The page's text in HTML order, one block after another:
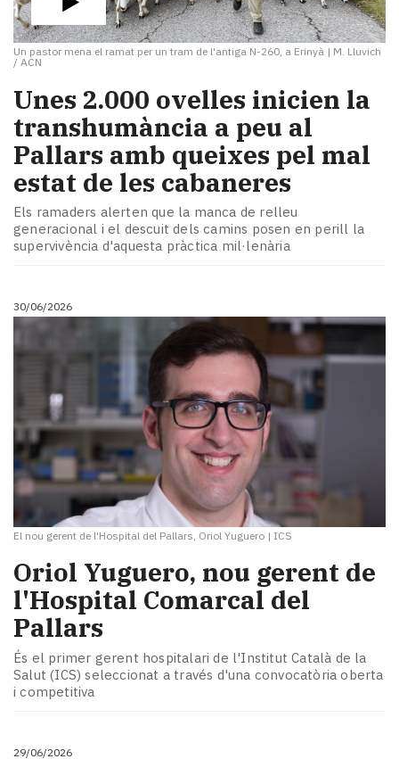
Un pastor mena el ramat per un tram de l'antiga N-260, a Erinyà | M. Lluvich
/ ACN
​Unes 2.000 ovelles inicien la
transhumància a peu al
Pallars amb queixes pel mal
estat de les cabaneres
Els ramaders alerten que la manca de relleu
generacional i el descuit dels camins posen en perill la
supervivència d'aquesta pràctica mil·lenària
30/06/2026
El nou gerent de l'Hospital del Pallars, Oriol Yuguero | ICS
​Oriol Yuguero, nou gerent de
l'Hospital Comarcal del
Pallars
És el primer gerent hospitalari de l'Institut Català de la
Salut (ICS) seleccionat a través d'una convocatòria oberta
i competitiva
29/06/2026